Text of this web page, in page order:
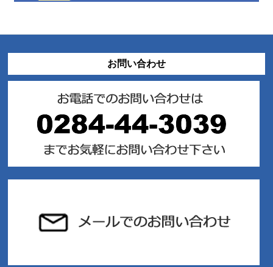
お問い合わせ